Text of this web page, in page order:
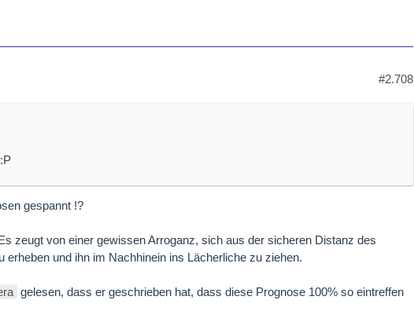
#2.708
gespannt !?
zeugt von einer gewissen Arroganz, sich aus der sicheren Distanz des
erheben und ihn im Nachhinein ins Lächerliche zu ziehen.
gelesen, dass er geschrieben hat, dass diese Prognose 100% so eintreffen